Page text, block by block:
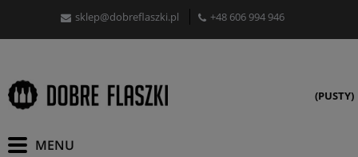
sklep@dobreflaszki.pl +48 606 994 946
(PUSTY)